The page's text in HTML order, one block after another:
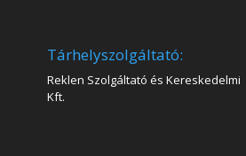
Tárhelyszolgáltató:
Reklen Szolgáltató és Kereskedelmi
Kft.